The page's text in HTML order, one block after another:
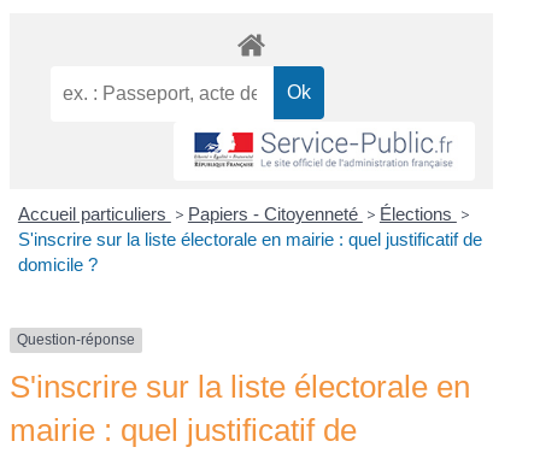
Accueil particuliers > Papiers - Citoyenneté > Élections >
S'inscrire sur la liste électorale en mairie : quel justificatif de
domicile ?
Question-réponse
S'inscrire sur la liste électorale en
mairie : quel justificatif de